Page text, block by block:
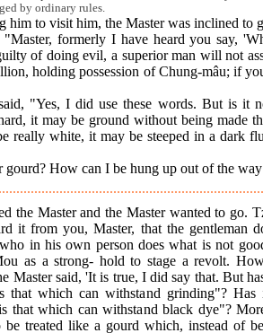
by ordinary rules.
him to visit him, the Master was inclined to
"Master, formerly I have heard you say,
of doing evil, a superior man will not
holding possession of Chung-mâu; if
"Yes, I did use these words. But is it
it may be ground without being made
really white, it may be steeped in a dark
How can I be hung up out of the
the Master and the Master wanted to go.
it from you, Master, that the gentleman
in his own person does what is not
as a strong- hold to stage a revolt.
Master said, 'It is true, I did say that. But
that which can withstand grinding"? Has
that which can withstand black dye"?
treated like a gourd which, instead of